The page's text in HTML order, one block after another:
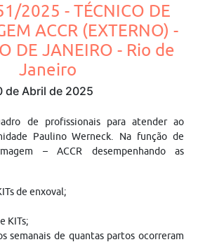
2025 - TÉCNICO DE
ACCR (EXTERNO) -
DE JANEIRO - Rio de
Janeiro
de Abril de 2025
de profissionais para atender ao
Paulino Werneck. Na função de
– ACCR desempenhando as
de enxoval;
KITs;
semanais de quantas partos ocorreram